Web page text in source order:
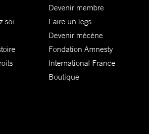
soi
Devenir membre
Faire un legs
Devenir mécène
Fondation Amnesty
International France
Boutique